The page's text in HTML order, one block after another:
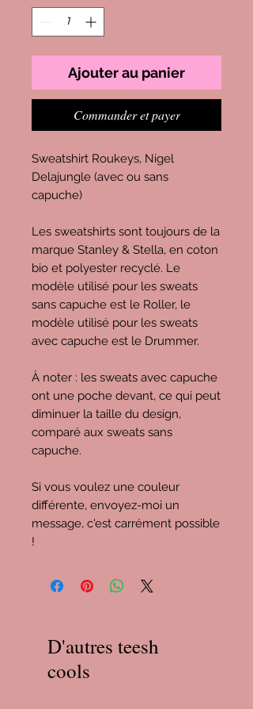
Ajouter au panier
Commander et payer
Sweatshirt Roukeys, Nigel
Delajungle (avec ou sans
capuche)
Les sweatshirts sont toujours de la
marque Stanley & Stella, en coton
bio et polyester recyclé. Le
modèle utilisé pour les sweats
sans capuche est le Roller, le
modèle utilisé pour les sweats
avec capuche est le Drummer.
À noter : les sweats avec capuche
ont une poche devant, ce qui peut
diminuer la taille du design,
comparé aux sweats sans
capuche.
Si vous voulez une couleur
différente, envoyez-moi un
message, c'est carrément possible
!
D'autres teesh
cools